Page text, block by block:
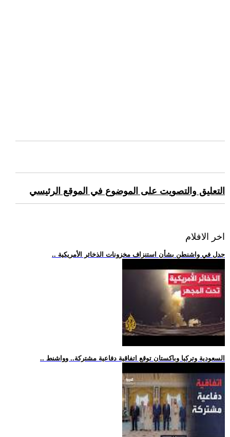
التعليق والتصويت على الموضوع في الموقع الرئيسي
اخر الافلام
.. جدل في واشنطن بشأن استنزاف مخزونات الذخائر الأمريكية
.. السعودية وتركيا وباكستان توقع اتفاقية دفاعية مشتركة.. وواشنط